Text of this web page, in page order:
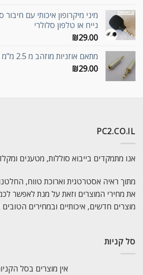
מיני מיקרופון איכותי עם
נייח או טלפון סלולרי
₪29.00
מתאם אוזניות מוזהב מ 2.5 מ"מ ל 3.5 מ"מ
₪29.00
PC2.CO.IL
אנו מתמקדים בייבוא סוללות, מטענים
מתוך ראיה אסטרטגית וארוכת טווח,
את מחירי המוצרים וזאת על מנת לאפשר
מוצרים חדשים, איכותיים ובמחירים
סל קניות
אין מוצרים בסל